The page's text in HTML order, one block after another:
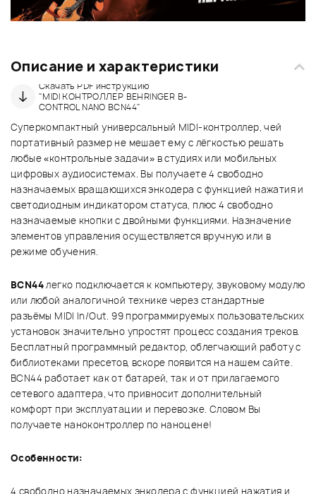
Описание и характеристики
Скачать PDF инструкцию
"MIDI КОНТРОЛЛЕР BEHRINGER B-
CONTROL NANO BCN44"
Суперкомпактный универсальный MIDI-контроллер, чей
портативный размер не мешает ему с лёгкостью решать
любые «контрольные задачи» в студиях или мобильных
цифровых аудиосистемах. Вы получаете 4 свободно
назначаемых вращающихся энкодера с функцией нажатия и
светодиодным индикатором статуса, плюс 4 свободно
назначаемые кнопки с двойными функциями. Назначение
элементов управления осуществляется вручную или в
режиме обучения.
BCN44легко подключается к компьютеру, звуковому модулю
или любой аналогичной технике через стандартные
разъёмы MIDI In/Out. 99 программируемых пользовательских
установок значительно упростят процесс создания треков.
Бесплатный программный редактор, облегчающий работу с
библиотеками пресетов, вскоре появится на нашем сайте.
BCN44 работает как от батарей, так и от прилагаемого
сетевого адаптера, что привносит дополнительный
комфорт при эксплуатации и перевозке. Словом Вы
получаете наноконтроллер по наноцене!
Особенности: